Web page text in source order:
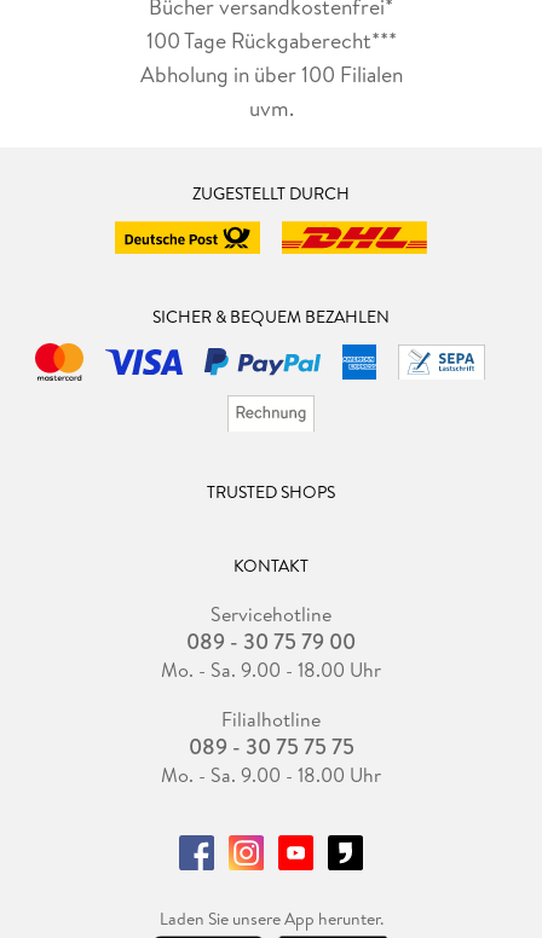
Bücher versandkostenfrei*
100 Tage Rückgaberecht***
Abholung in über 100 Filialen
uvm.
ZUGESTELLT DURCH
SICHER & BEQUEM BEZAHLEN
TRUSTED SHOPS
KONTAKT
Servicehotline
089 - 30 75 79 00
Mo. - Sa. 9.00 - 18.00 Uhr
Filialhotline
089 - 30 75 75 75
Mo. - Sa. 9.00 - 18.00 Uhr
Laden Sie unsere App herunter.